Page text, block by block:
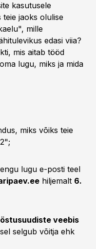
kasutusele
jaoks olulise
mille
edasi viia?
mis aitab tööd
lugu, miks ja mida
miks võiks teie
lugu e-posti teel
hiljemalt 6.
veebis
selgub võitja ehk